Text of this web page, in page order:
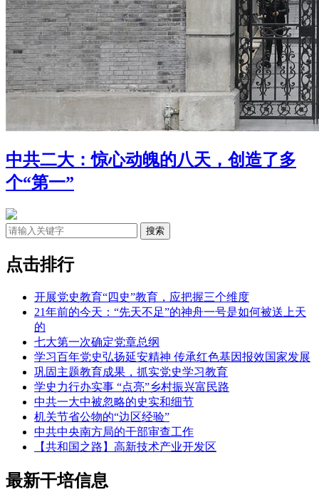
中共二大：惊心动魄的八天，创造了多
个“第一”
点击排行
开展党史教育“四史”教育，应把握三个维度
21年前的今天：“先天不足”的神舟一号是如何被送上天
的
七大第一次确定党章总纲
学习百年党史弘扬延安精神 传承红色基因报效国家发展
巩固主题教育成果，抓实党史学习教育
学史力行办实事 “点亮”乡村振兴富民路
中共一大中被忽略的史实和细节
机关节省公物的“边区经验”
中共中央南方局的干部审查工作
【共和国之路】高新技术产业开发区
最新干培信息